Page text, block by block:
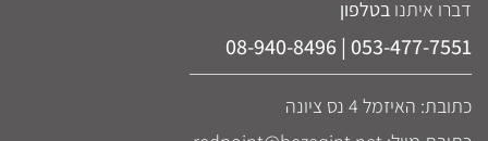
דברו איתנו בטלפון
053-477-7551 | 08-940-8496
כתובת: האיזמל 4 נס ציונה